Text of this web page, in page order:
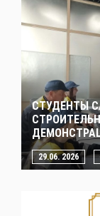
СТУДЕНТЫ
29.06. 2026